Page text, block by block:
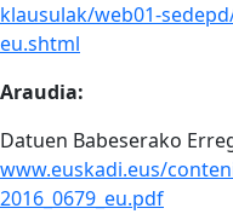
klausulak/web01-
eu.shtml
Araudia:
Datuen Babeserako
www.euskadi.eus/
2016_0679_eu.pdf